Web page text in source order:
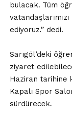
bulacak. Tüm
ediyoruz.” dedi.
Sarıgöl’deki
ziyaret
Haziran tarihine
Kapalı Spor
sürdürecek.